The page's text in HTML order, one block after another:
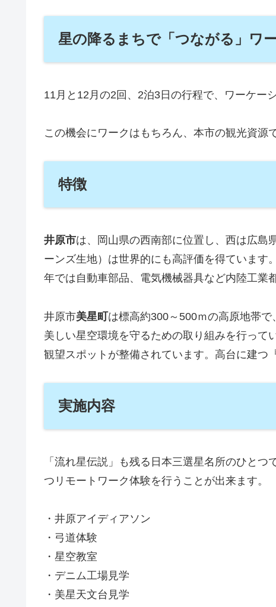
星の降るまちで「つながる」ワ
11月と12月の2回、2泊3日の行程で、ワーケー
この機会にワークはもちろん、本市の観光資源
特徴
井原市は、岡山県の西南部に位置し、西は広島
ーンズ生地）は世界的にも高評価を得ています
年では自動車部品、電気機械器具など内陸工業
井原市美星町は標高約300～500ｍの高原地帯で、
美しい星空環境を守るための取り組みを行っ
観望スポットが整備されています。高台に建つ
実施内容
「流れ星伝説」も残る日本三選星名所のひと
つリモートワーク体験を行うことが出来ます。
・井原アイディアソン
・弓道体験
・星空教室
・デニム工場見学
・美星天文台見学